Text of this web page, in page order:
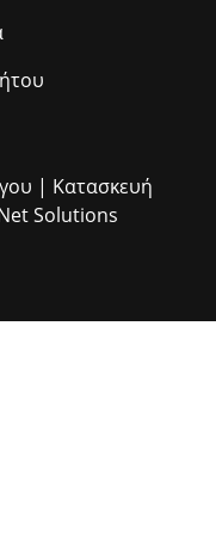
| Κατασκευή
Solutions